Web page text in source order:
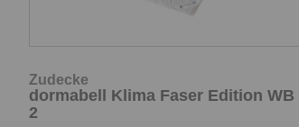
Zudecke
dormabell Klima Faser Edition WB
2